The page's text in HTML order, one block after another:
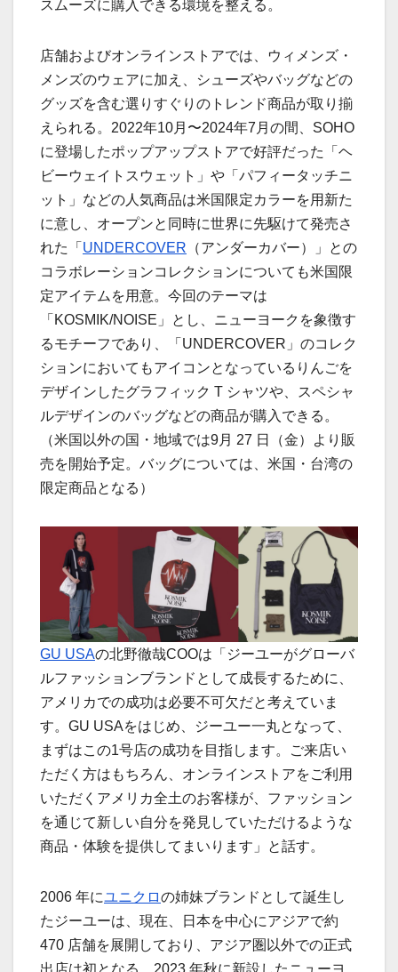
スムーズに購入できる環境を整える。
店舗およびオンラインストアでは、ウィメンズ・
メンズのウェアに加え、シューズやバッグなどの
グッズを含む選りすぐりのトレンド商品が取り揃
えられる。2022年10月〜2024年7月の間、SOHO
に登場したポップアップストアで好評だった「ヘ
ビーウェイトスウェット」や「パフィータッチニ
ット」などの人気商品は米国限定カラーを用新た
に意し、オープンと同時に世界に先駆けて発売さ
れた「 UNDERCOVER （アンダーカバー）」との
コラボレーションコレクションについても米国限
定アイテムを用意。今回のテーマは
「KOSMIK/NOISE」とし、ニューヨークを象徴す
るモチーフであり、「UNDERCOVER」のコレク
ションにおいてもアイコンとなっているりんごを
デザインしたグラフィック T シャツや、スペシャ
ルデザインのバッグなどの商品が購入できる。
（米国以外の国・地域では9月 27 日（金）より販
売を開始予定。バッグについては、米国・台湾の
限定商品となる）
GU USAの北野徹哉COOは「ジーユーがグローバ
ルファッションブランドとして成長するために、
アメリカでの成功は必要不可欠だと考えていま
す。GU USAをはじめ、ジーユー一丸となって、
まずはこの1号店の成功を目指します。ご来店い
ただく方はもちろん、オンラインストアをご利用
いただくアメリカ全土のお客様が、ファッション
を通じて新しい自分を発見していただけるような
商品・体験を提供してまいります」と話す。
2006 年にユニクロの姉妹ブランドとして誕生し
たジーユーは、現在、日本を中心にアジアで約
470 店舗を展開しており、アジア圏以外での正式
出店は初となる。2023 年秋に新設したニューヨ